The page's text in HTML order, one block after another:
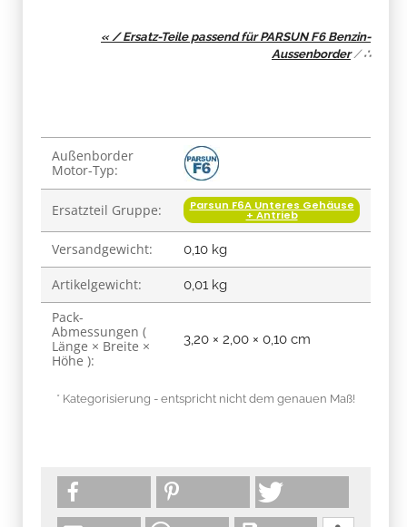
« / Ersatz-Teile passend für PARSUN F6 Benzin-
Aussenborder/∴
Produkteigenschaft
Wert
Außenborder
Motor-Typ:
Ersatzteil Gruppe: Parsun F6A Unteres Gehäuse
+ Antrieb
Versandgewicht: 0,10 kg
Artikelgewicht: 0,01 kg
Pack-
Abmessungen (
Länge × Breite ×
Höhe ):
3,20 × 2,00 × 0,10 cm
* Kategorisierung - entspricht nicht dem genauen Maß!